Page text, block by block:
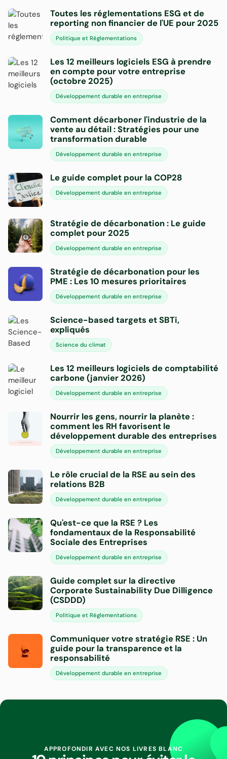
Toutes les réglementations ESG et de
reporting non financier de l'UE pour 2025
Politique et Réglementations
Les 12 meilleurs logiciels ESG à prendre
en compte pour votre entreprise
(octobre 2025)
Développement durable en entreprise
Comment décarboner l'industrie de la
vente au détail : Stratégies pour une
transformation durable
Développement durable en entreprise
Le guide complet pour la COP28
Développement durable en entreprise
Stratégie de décarbonation : Le guide
complet pour 2025
Développement durable en entreprise
Stratégie de décarbonation pour les
PME : Les 10 mesures prioritaires
Développement durable en entreprise
Science-based targets et SBTi,
expliqués
Science du climat
Les 12 meilleurs logiciels de comptabilité
carbone (janvier 2026)
Développement durable en entreprise
Nourrir les gens, nourrir la planète :
comment les RH favorisent le
développement durable des entreprises
Développement durable en entreprise
Le rôle crucial de la RSE au sein des
relations B2B
Développement durable en entreprise
Qu'est-ce que la RSE ? Les
fondamentaux de la Responsabilité
Sociale des Entreprises
Développement durable en entreprise
Guide complet sur la directive
Corporate Sustainability Due Dilligence
(CSDDD)
Politique et Réglementations
Communiquer votre stratégie RSE : Un
guide pour la transparence et la
responsabilité
Développement durable en entreprise
APPROFONDIR AVEC NOS LIVRES BLANC